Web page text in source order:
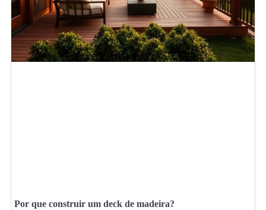
Por que construir um deck de madeira?